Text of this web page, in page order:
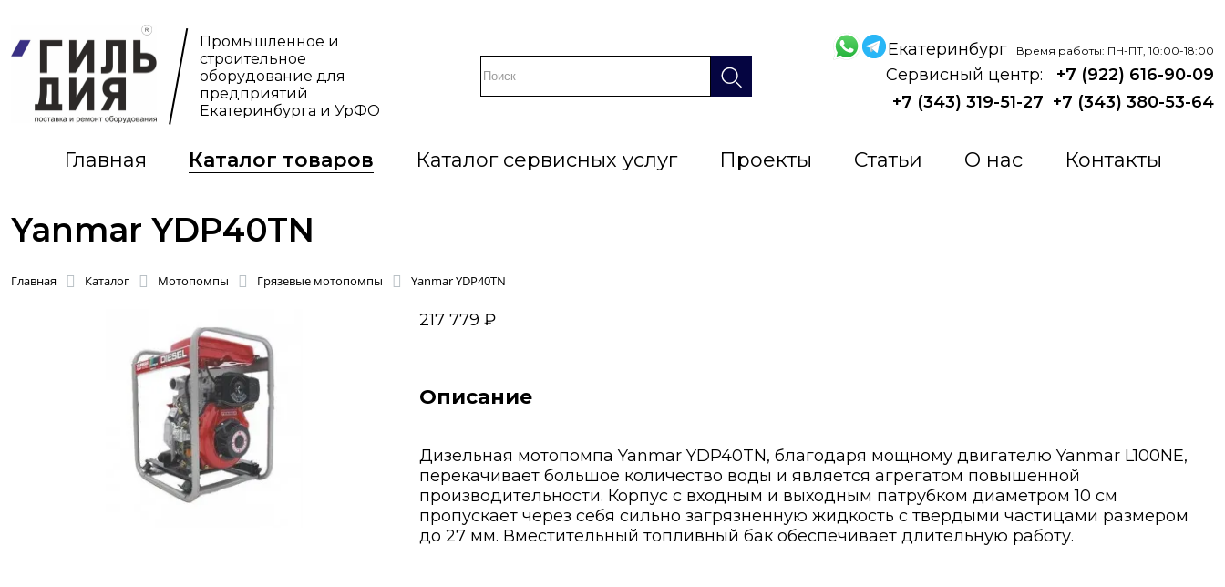
Промышленное и
строительное
оборудование для
предприятий
Екатеринбурга и УрФО
Екатеринбург Время работы: ПН-ПТ, 10:00-18:00
Сервисный центр:
+7 (922) 616-90-09
+7 (343) 319-51-27 +7 (343) 380-53-64
Главная Каталог товаров Каталог сервисных услуг Проекты Статьи О нас Контакты
Yanmar YDP40TN
Главная Каталог Мотопомпы Грязевые мотопомпы Yanmar YDP40TN
217 779 ₽
Описание
Дизельная мотопомпа Yanmar YDP40TN, благодаря мощному двигателю Yanmar L100NE,
перекачивает большое количество воды и является агрегатом повышенной
производительности. Корпус с входным и выходным патрубком диаметром 10 см
пропускает через себя сильно загрязненную жидкость с твердыми частицами размером
до 27 мм. Вместительный топливный бак обеспечивает длительную работу.